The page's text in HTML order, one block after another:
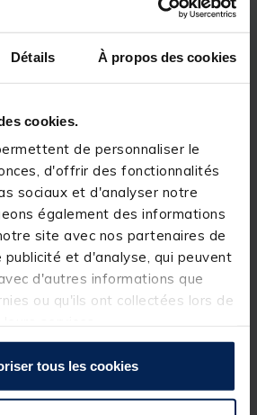
Détails À propos des cookies
cookies.
de personnaliser le
d'offrir des fonctionnalités
sociaux et d'analyser notre
également des informations
site avec nos partenaires de
publicité et d'analyse, qui peuvent
d'autres informations que
ou qu'ils ont collectées lors de
tous les cookies
ou effraie les poissons.
discrètes, il réduit la visibilité de
d’eau et aide à maintenir
particulièrement utile sur
poids, il s’adapte à vos
pour les pêches fines, plus
en présence de courant ou de
plaquer la ligne près du fond
en présenced’herbiers ou
de la ligne et la présentation
pour pêches techniques et